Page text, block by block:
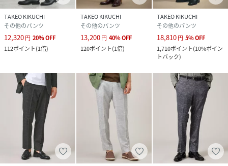
TAKEO KIKUCHI
その他のパンツ
12,320円 20%OFF
112ポイント(1倍)
TAKEO KIKUCHI
その他のパンツ
13,200円 40%OFF
120ポイント(1倍)
TAKEO KIKUCHI
その他のパンツ
18,810円 5%OFF
1,710ポイント(10%ポイン
トバック)